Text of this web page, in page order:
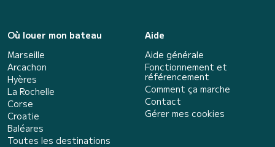
Où louer mon bateau
Marseille
Arcachon
Hyères
La Rochelle
Corse
Croatie
Baléares
Toutes les destinations
Aide
Aide générale
Fonctionnement et
référencement
Comment ça marche
Contact
Gérer mes cookies